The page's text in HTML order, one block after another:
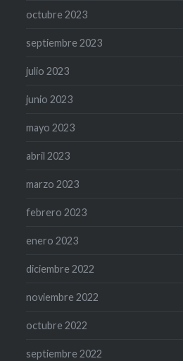
octubre 2023
septiembre 2023
julio 2023
junio 2023
mayo 2023
abril 2023
marzo 2023
febrero 2023
enero 2023
diciembre 2022
noviembre 2022
octubre 2022
septiembre 2022